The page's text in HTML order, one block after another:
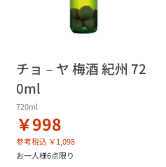
チョ－ヤ 梅酒 紀州 72
0ml
720ml
￥998
参考税込 ￥1,098
お一人様6点限り